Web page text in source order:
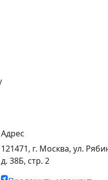
Адрес
121471, г. Москва, ул.
д. 38Б, стр. 2